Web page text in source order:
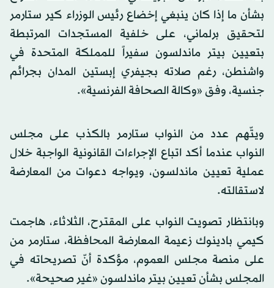
بشأن ما إذا كان ينبغي إخضاع رئيس الوزراء كير ستارمر
لتحقيق برلماني، على خلفية المستجدات المرتبطة
بتعيين بيتر ماندلسون سفيراً للمملكة المتحدة في
واشنطن، رغم صلاته بجيفري إبستين المدان بجرائم
جنسية، وفق «وكالة الصحافة الفرنسية».
ويتّهم عدد من النواب ستارمر بالكذب على مجلس
النواب عندما أكد اتباع الإجراءات القانونية الواجبة خلال
عملية تعيين ماندلسون، ويواجه دعوات من المعارضة
لاستقالته.
وبانتظار تصويت النواب على المقترح، الثلاثاء، هاجمت
كيمي بادينوك زعيمة المعارضة المحافظة، ستارمر من
على منصة مجلس العموم، مؤكدة أنّ تصريحاته في
المجلس بشأن تعيين بيتر ماندلسون «غير صحيحة».